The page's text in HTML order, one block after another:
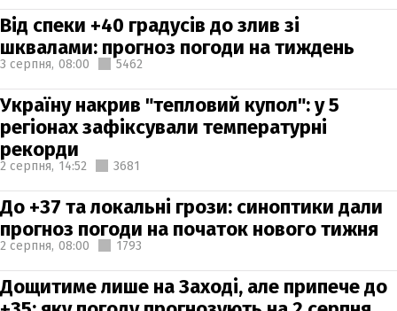
Від спеки +40 градусів до злив зі
шквалами: прогноз погоди на тиждень
3 серпня, 08:00 5462
Україну накрив "тепловий купол": у 5
регіонах зафіксували температурні
рекорди
2 серпня, 14:52 3681
До +37 та локальні грози: синоптики дали
прогноз погоди на початок нового тижня
2 серпня, 08:00 1793
Дощитиме лише на Заході, але припече до